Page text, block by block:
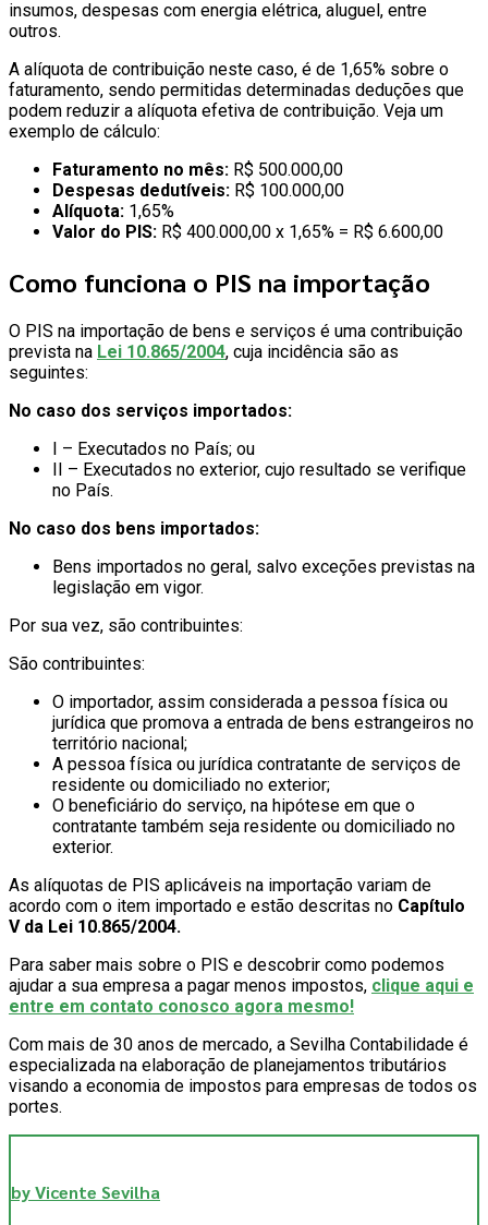
insumos, despesas com energia elétrica, aluguel, entre
outros.
A alíquota de contribuição neste caso, é de 1,65% sobre o
faturamento, sendo permitidas determinadas deduções que
podem reduzir a alíquota efetiva de contribuição. Veja um
exemplo de cálculo:
Faturamento no mês: R$ 500.000,00
Despesas dedutíveis: R$ 100.000,00
Alíquota: 1,65%
Valor do PIS: R$ 400.000,00 x 1,65% = R$ 6.600,00
Como funciona o PIS na importação
O PIS na importação de bens e serviços é uma contribuição
prevista na Lei 10.865/2004, cuja incidência são as
seguintes:
No caso dos serviços importados:
I – Executados no País; ou
II – Executados no exterior, cujo resultado se verifique
no País.
No caso dos bens importados:
Bens importados no geral, salvo exceções previstas na
legislação em vigor.
Por sua vez, são contribuintes:
São contribuintes:
O importador, assim considerada a pessoa física ou
jurídica que promova a entrada de bens estrangeiros no
território nacional;
A pessoa física ou jurídica contratante de serviços de
residente ou domiciliado no exterior;
O beneficiário do serviço, na hipótese em que o
contratante também seja residente ou domiciliado no
exterior.
As alíquotas de PIS aplicáveis na importação variam de
acordo com o item importado e estão descritas no Capítulo
V da Lei 10.865/2004.
Para saber mais sobre o PIS e descobrir como podemos
ajudar a sua empresa a pagar menos impostos, clique aqui e
entre em contato conosco agora mesmo!
Com mais de 30 anos de mercado, a Sevilha Contabilidade é
especializada na elaboração de planejamentos tributários
visando a economia de impostos para empresas de todos os
portes.
by Vicente Sevilha